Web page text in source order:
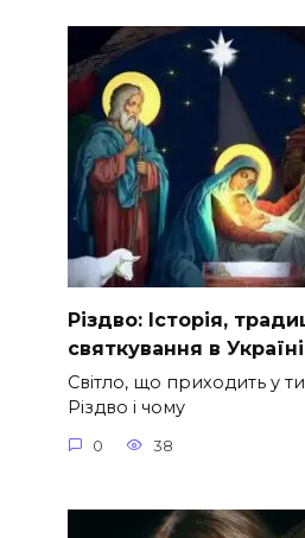
Різдво: Історія,
святкування в Україні
Світло, що приходить у
Різдво і чому
0 38